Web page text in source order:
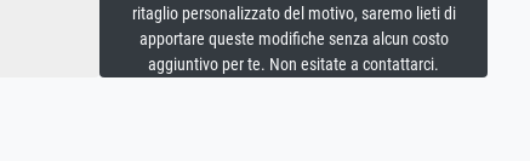
ritaglio personalizzato del motivo, saremo lieti di
apportare queste modifiche senza alcun costo
aggiuntivo per te. Non esitate a contattarci.